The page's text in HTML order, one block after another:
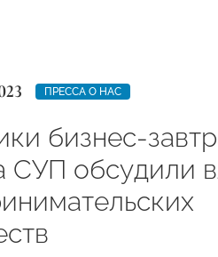
ПРЕССА О НАС
бизнес-
СУП обсудили